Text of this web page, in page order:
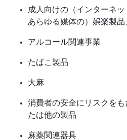
成人向けの（インターネ
あらゆる媒体の）娯楽製
アルコール関連事業
たばこ製品
大麻
消費者の安全にリスクを
たは他の製品
麻薬関連器具